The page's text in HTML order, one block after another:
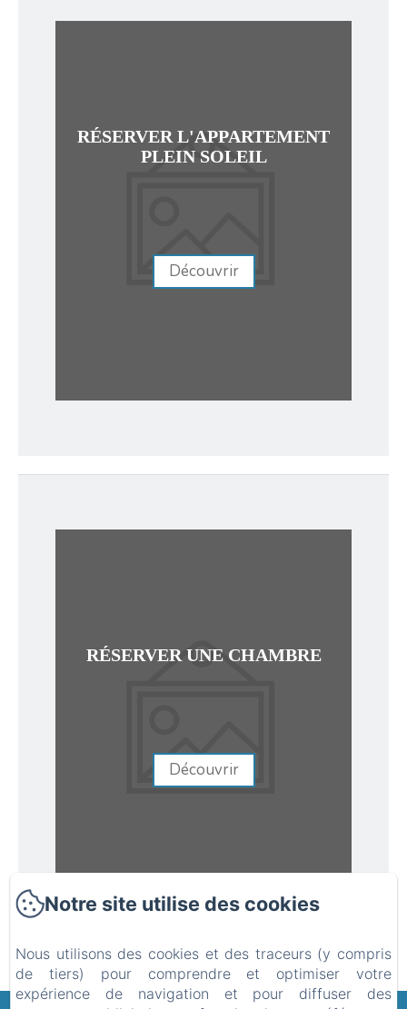
RÉSERVER L'APPARTEMENT
PLEIN SOLEIL
Découvrir
RÉSERVER UNE CHAMBRE
Découvrir
Notre site utilise des cookies
Nous utilisons des cookies et des traceurs (y compris
de tiers) pour comprendre et optimiser votre
expérience de navigation et pour diffuser des